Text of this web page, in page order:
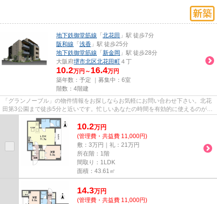
地下鉄御堂筋線 「 北花田 」駅 徒歩7分
阪和線 「 浅香 」駅 徒歩25分
地下鉄御堂筋線 「 新金岡 」駅 徒歩28分
大阪府堺市北区北花田町 ４丁
10.2万円～ 16.4万円
築年数：予定 ｜募集中： 6室
階数：4階建
「グランノーブル」の物件情報をお探しならお気軽にお問い合わせ下さい。北花
田第3公園まで徒歩5分と近いです。忙しいあなたの時間を有効的に使えるのが敷
地内ごみ置き場です。造りと...
10.2万円
(管理費・共益費 11,000円)
敷：3万円｜礼：21万円
所在階：1階
間取り：1LDK
面積：43.61㎡
14.3万円
(管理費・共益費 11,000円)